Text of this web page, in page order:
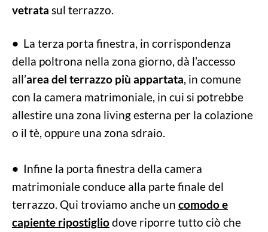
vetrata sul terrazzo.
• La terza porta finestra, in corrispondenza
della poltrona nella zona giorno, dà l’accesso
all’area del terrazzo più appartata, in comune
con la camera matrimoniale, in cui si potrebbe
allestire una zona living esterna per la colazione
o il tè, oppure una zona sdraio.
• Infine la porta finestra della camera
matrimoniale conduce alla parte finale del
terrazzo. Qui troviamo anche un comodo e
capiente ripostigliodove riporre tutto ciò che